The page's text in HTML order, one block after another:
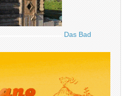
Das Bad